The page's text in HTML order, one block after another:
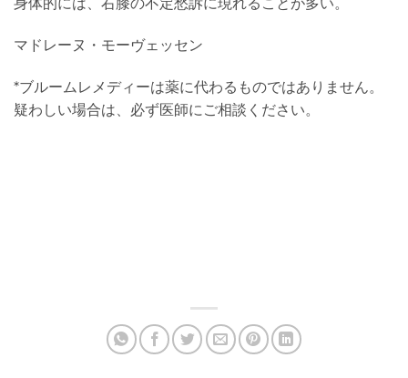
マドレーヌ・モーヴェッセン
*ブルームレメディーは薬に代わるものではありません。
疑わしい場合は、必ず医師にご相談ください。